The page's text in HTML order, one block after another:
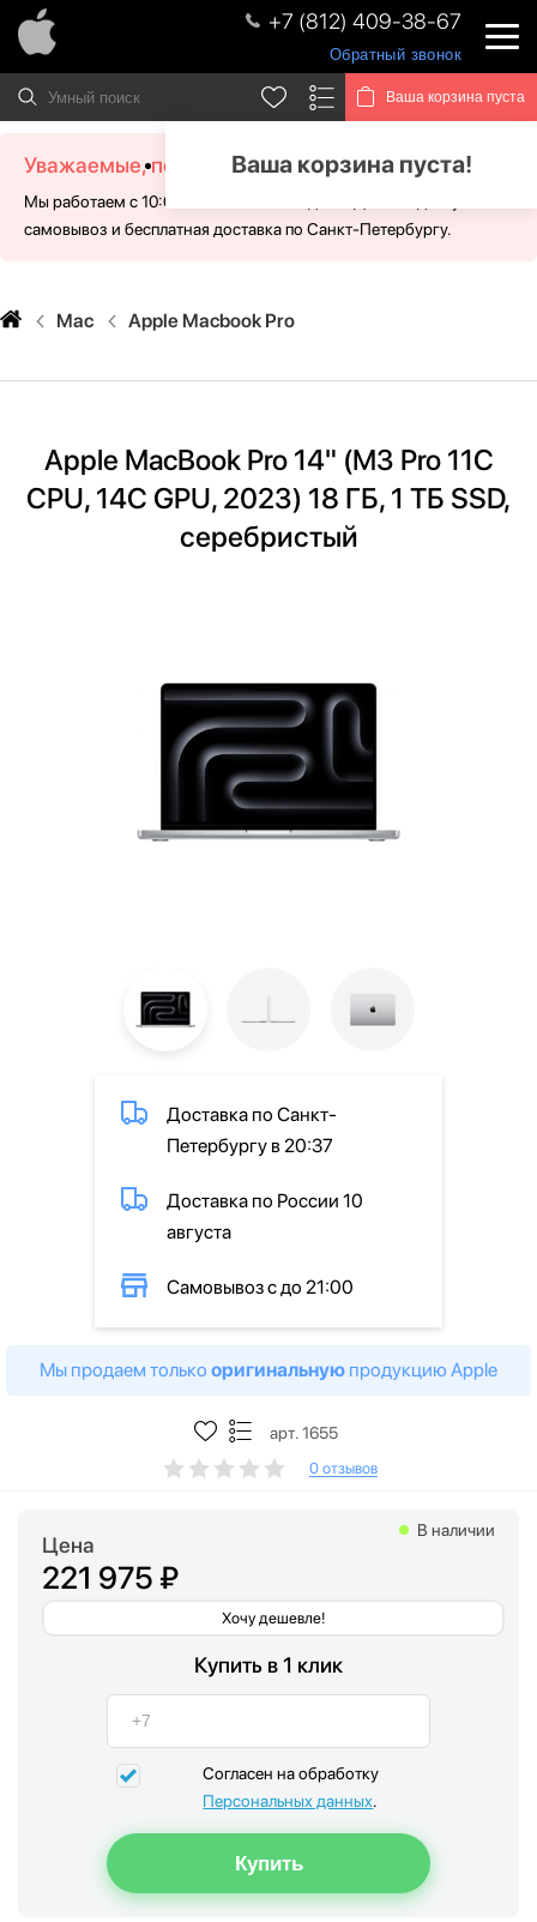
+7 (812) 409-38-67
Обратный звонок
Ваша корзина пуста
Ваша корзина пуста!
Уважаемые, посетители!
Мы работаем с 10:00 - 21:00 без выходных. Для Вас доступен
самовывоз и бесплатная доставка по Санкт-Петербургу.
Mac Apple Macbook Pro
Apple MacBook Pro 14" (M3 Pro 11C
CPU, 14C GPU, 2023) 18 ГБ, 1 ТБ SSD,
серебристый
Доставка по Санкт-
Петербургу в 20:37
Доставка по России 10
августа
Самовывоз с до 21:00
Мы продаем только оригинальную продукцию Apple
арт. 1655
0 отзывов
Цена
221 975 ₽
Хочу дешевле!
В наличии
Купить в 1 клик
Согласен на обработку
Персональных данных.